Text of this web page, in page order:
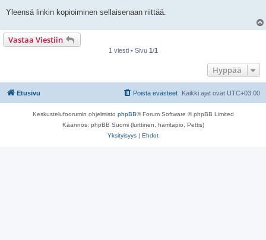
Yleensä linkin kopioiminen sellaisenaan riittää.
Vastaa Viestiin
1 viesti • Sivu 1/1
Hyppää
Etusivu Kaikki ajat ovat UTC+03:00
Poista evästeet
Keskustelufoorumin ohjelmisto phpBB® Forum Software © phpBB Limited
Käännös: phpBB Suomi (lurttinen, harritapio, Pettis)
Yksityisyys | Ehdot